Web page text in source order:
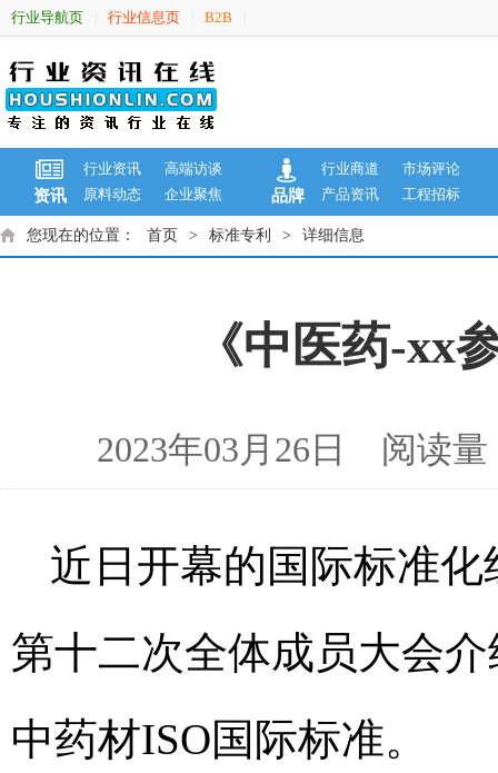
行业导航页 行业信息页 B2B
资讯
行业资讯
高端访谈
原料动态
企业聚焦 品牌
行业商道
市场评论
产品资讯
工程招标
您现在的位置： 首页 > 标准专利 > 详细信息
《中医药-xx
2023年03月26日 阅读
近日开幕的国际标准
第十二次全体成员大会
中药材ISO国际标准。